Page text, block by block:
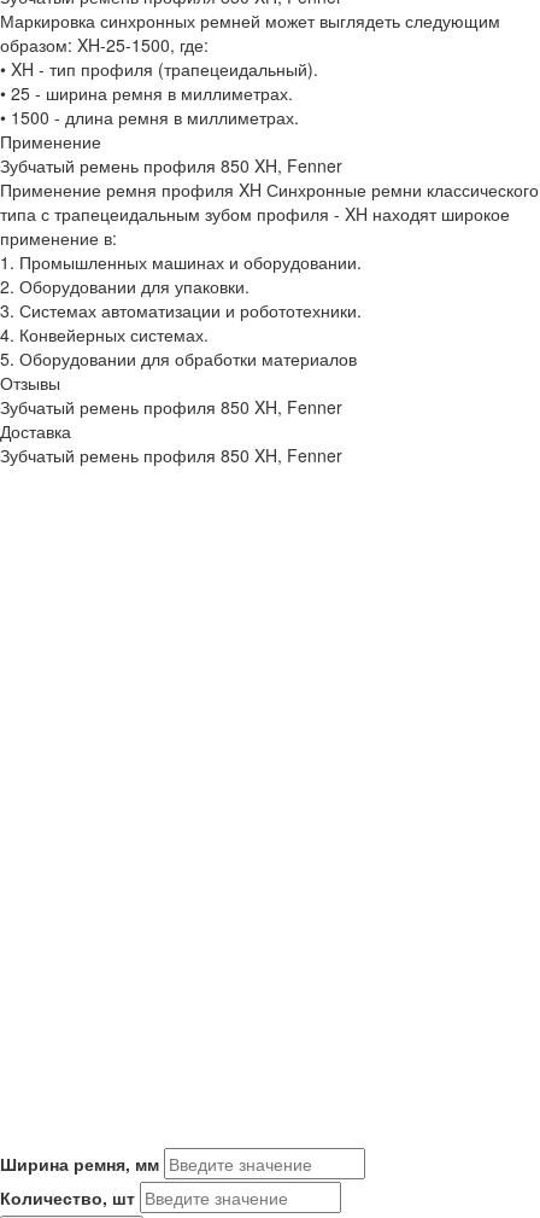
Маркировка синхронных ремней может выглядеть следующим
образом: XH-25-1500, где:
• XH - тип профиля (трапецеидальный).
• 25 - ширина ремня в миллиметрах.
• 1500 - длина ремня в миллиметрах.
Применение
Зубчатый ремень профиля 850 XH, Fenner
Применение ремня профиля XH Синхронные ремни классического
типа с трапецеидальным зубом профиля - XH находят широкое
применение в:
1. Промышленных машинах и оборудовании.
2. Оборудовании для упаковки.
3. Системах автоматизации и робототехники.
4. Конвейерных системах.
5. Оборудовании для обработки материалов
Отзывы
Зубчатый ремень профиля 850 XH, Fenner
Доставка
Зубчатый ремень профиля 850 XH, Fenner
Ширина ремня, мм
Количество, шт